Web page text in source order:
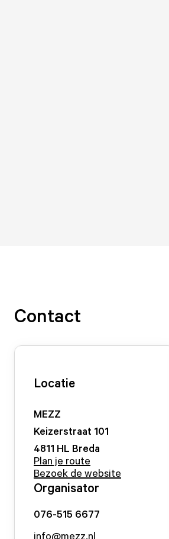
Contact
Locatie
MEZZ
Keizerstraat 101
4811 HL Breda
Plan je route
Bezoek de website
Organisator
076-515 6677
info@mezz.nl